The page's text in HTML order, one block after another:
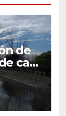
de
caer